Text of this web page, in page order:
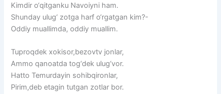
Kimdir o‘qitganku Navoiyni ham.
Shunday ulug‘ zotga harf o‘rgatgan kim?-
Oddiy muallimda, oddiy muallim.
Tuproqdek xokisor,bezovtv jonlar,
Ammo qanoatda tog‘dek ulug‘vor.
Hatto Temurdayin sohibqironlar,
Pirim,deb etagin tutgan zotlar bor.